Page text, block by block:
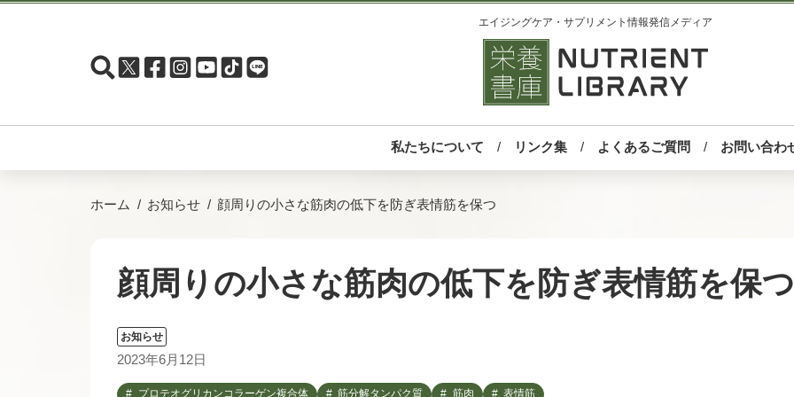
エイジングケア・サプリメント情報発信メディア
私たちについて リンク集 よくあるご質問 お問い合わ
ホーム お知らせ 顔周りの小さな筋肉の低下を防ぎ表情筋を保つ
顔周りの小さな筋肉の低下を防ぎ表情筋を保つ
お知らせ
2023年6月12日
プロテオグリカンコラーゲン複合体 筋分解タンパク質 筋肉 表情筋